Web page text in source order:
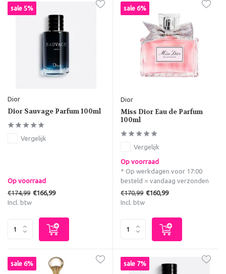
sale 5%
Dior
Dior Sauvage Parfum 100ml
Vergelijk
Op voorraad
€174,99 €166,99
Incl. btw
sale 6%
Dior
Miss Dior Eau de Parfum
100ml
Vergelijk
Op voorraad
* Op werkdagen voor 17:00
besteld = vandaag verzonden
€170,99 €160,99
Incl. btw
sale 6% sale 7%